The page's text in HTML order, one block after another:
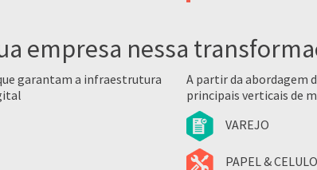
empresa nessa
garantam a infraestrutura
A partir da abordagem
principais verticais de
VAREJO
PAPEL &